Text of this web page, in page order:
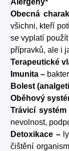
Obecná
všichni, kteří
se vyplatí
přípravků, ale i
Terapeutické
Imunita –
Bolest
Oběhový
Trávicí systém
nevolnost,
Detoxikace –
čištění